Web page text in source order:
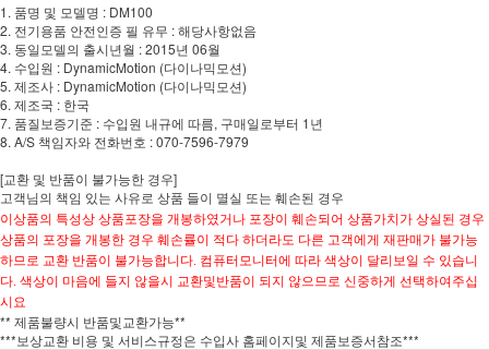
1. 품명 및 모델명 : DM100
2. 전기용품 안전인증 필 유무 : 해당사항없음
3. 동일모델의 출시년월 : 2015년 06월
4. 수입원 : DynamicMotion (다이나믹모션)
5. 제조사 : DynamicMotion (다이나믹모션)
6. 제조국 : 한국
7. 품질보증기준 : 수입원 내규에 따름, 구매일로부터 1년
8. A/S 책임자와 전화번호 : 070-7596-7979
[교환 및 반품이 불가능한 경우]
고객님의 책임 있는 사유로 상품 들이 멸실 또는 훼손된 경우
이상품의 특성상 상품포장을 개봉하였거나 포장이 훼손되어 상품가치가 상실된 경우
상품의 포장을 개봉한 경우 훼손률이 적다 하더라도 다른 고객에게 재판매가 불가능
하므로 교환 반품이 불가능합니다. 컴퓨터모니터에 따라 색상이 달리보일 수 있습니
다. 색상이 마음에 들지 않을시 교환및반품이 되지 않으므로 신중하게 선택하여주십
시요
** 제품불량시 반품및교환가능**
***보상교환 비용 및 서비스규정은 수입사 홈페이지및 제품보증서참조***